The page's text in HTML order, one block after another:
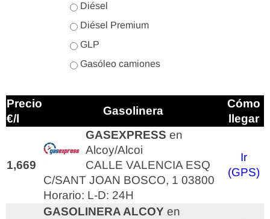
Diésel
Diésel Premium
GLP
Gasóleo camiones
Precio
€/l
Gasolinera
Cómo
llegar
1,669
GASEXPRESS en
Alcoy/Alcoi
CALLE VALENCIA ESQ
C/SANT JOAN BOSCO, 1 03800
Horario: L-D: 24H
Ir
(GPS)
GASOLINERA ALCOY en